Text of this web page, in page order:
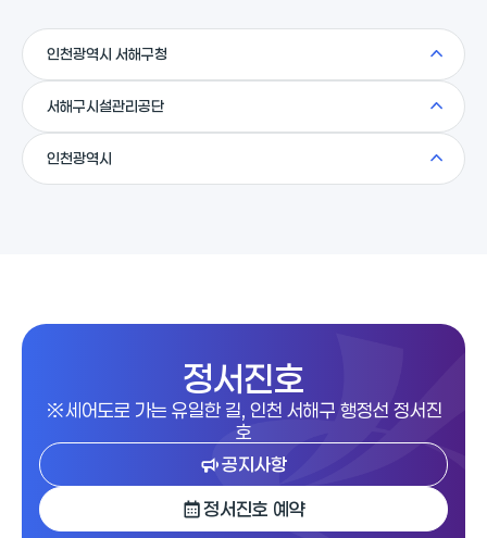
인천광역시 서해구청
서해구시설관리공단
인천광역시
정서진호
※세어도로 가는 유일한 길, 인천 서해구 행정선 정서진
호
공지사항
정서진호 예약